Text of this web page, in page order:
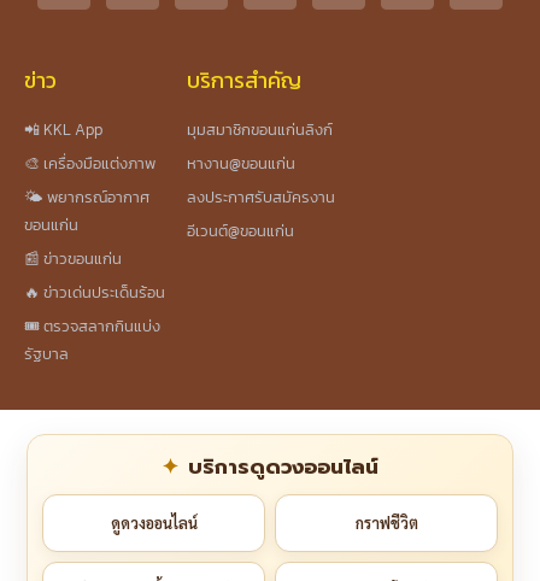
ข่าว
📲 KKL App
🎨 เครื่องมือแต่งภาพ
🌤️ พยากรณ์อากาศ
ขอนแก่น
📰 ข่าวขอนแก่น
🔥 ข่าวเด่นประเด็นร้อน
🎟️ ตรวจสลากกินแบ่ง
รัฐบาล
บริการสำคัญ
มุมสมาชิกขอนแก่นลิงก์
หางาน@ขอนแก่น
ลงประกาศรับสมัครงาน
อีเวนต์@ขอนแก่น
บริการดูดวงออนไลน์
ดูดวงออนไลน์ กราฟชีวิต